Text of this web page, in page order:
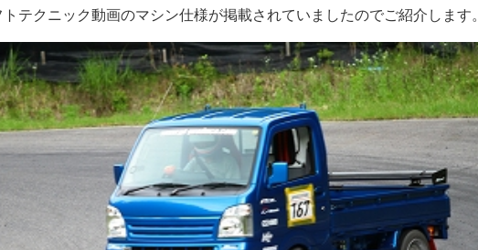
テクニック動画のマシン仕様が掲載されていましたのでご紹介します。